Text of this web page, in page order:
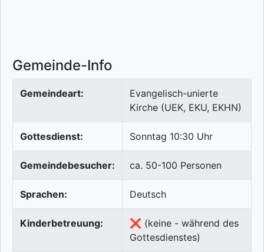
Gemeinde-Info
Gemeindeart:
Evangelisch-unierte
Kirche (UEK, EKU, EKHN)
Gottesdienst: Sonntag 10:30 Uhr
Gemeindebesucher: ca. 50-100 Personen
Sprachen: Deutsch
Kinderbetreuung:
❌ (keine - während des
Gottesdienstes)